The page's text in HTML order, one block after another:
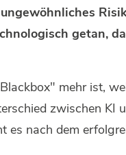
getan,
mehr ist,
zwischen KI
nach dem